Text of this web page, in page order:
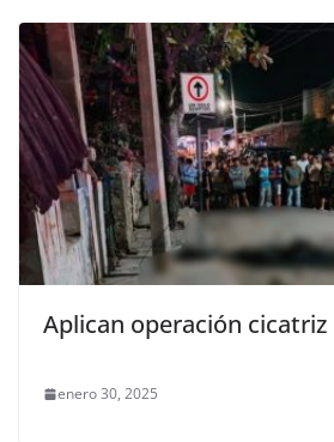
Aplican operación cicatriz
enero 30, 2025